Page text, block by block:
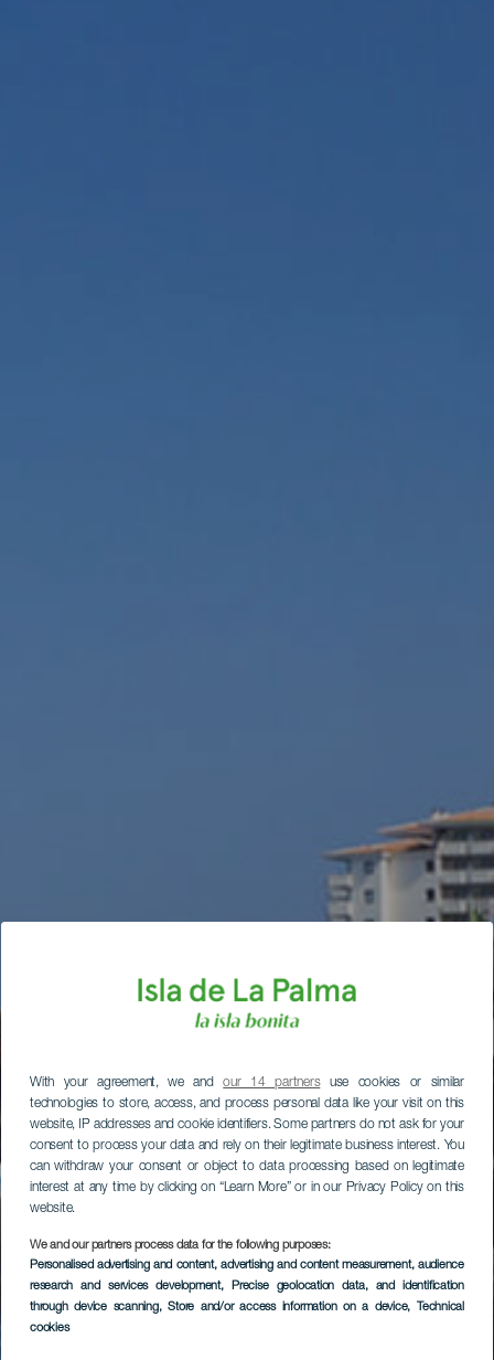
With your agreement, we andour 14 partnersuse cookies or similar
technologies to store, access, and process personal data like your visit on this
website, IP addresses and cookie identifiers. Some partners do not ask for your
consent to process your data and rely on their legitimate business interest. You
can withdraw your consent or object to data processing based on legitimate
interest at any time by clicking on “Learn More” or in our Privacy Policy on this
website.
We and our partners process data for the following purposes:
Personalised advertising and content, advertising and content measurement, audience
research and services development, Precise geolocation data, and identification
through device scanning, Store and/or access information on a device, Technical
cookies